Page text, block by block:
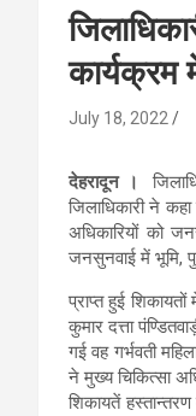
कार्यक्रम
July 18, 2022
देहरादून ।
जिलाधिकारी ने
अधिकारियों को
जनसुनवाई में भूमि,
प्राप्त हुई शिकायतों
कुमार दत्ता
गई वह गर्भवती
ने मुख्य चिकित्सा
शिकायतें